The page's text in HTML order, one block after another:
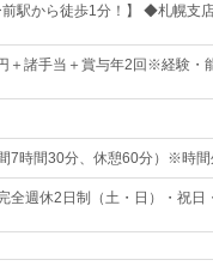
前駅から徒歩1分！】 ◆札幌支
＋諸手当＋賞与年2回※経験・
7時間30分、休憩60分）※時
全週休2日制（土・日）・祝